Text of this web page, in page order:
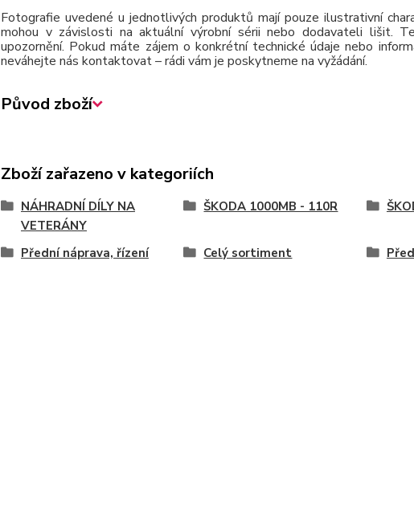
Fotografie uvedené u jednotlivých produktů mají pouze ilustrativní
mohou v závislosti na aktuální výrobní sérii nebo dodavateli lišit.
upozornění. Pokud máte zájem o konkrétní technické údaje nebo
neváhejte nás kontaktovat – rádi vám je poskytneme na vyžádání.
Původ zboží
Zboží zařazeno v kategoriích
NÁHRADNÍ DÍLY NA
VETERÁNY
ŠKODA 1000MB - 110R
Přední náprava, řízení Celý sortiment